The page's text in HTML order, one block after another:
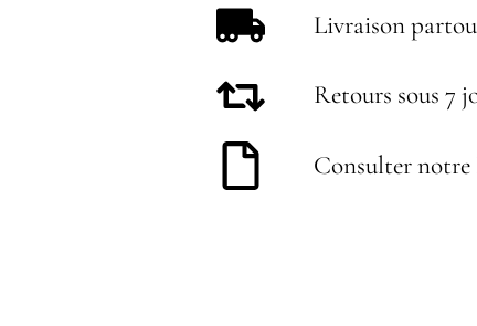
Livraison
Retours sous 7
Consulter